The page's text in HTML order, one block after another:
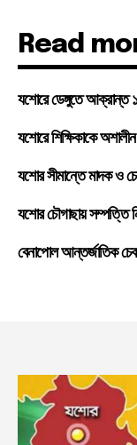
Read
যশোরে ডেঙ্গুতে আক্রান্ত
যশোরে শিক্ষিকাকে
যশোর সীমান্তে মাদক ও
যশোর চৌগাছায় সম্পত্তি
বেনাপোল আন্তর্জাতিক